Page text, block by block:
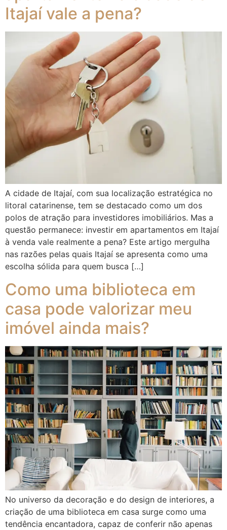
Itajaí vale a pena?
A cidade de Itajaí, com sua localização estratégica no
litoral catarinense, tem se destacado como um dos
polos de atração para investidores imobiliários. Mas a
questão permanece: investir em apartamentos em Itajaí
à venda vale realmente a pena? Este artigo mergulha
nas razões pelas quais Itajaí se apresenta como uma
escolha sólida para quem busca […]
Como uma biblioteca em
casa pode valorizar meu
imóvel ainda mais?
No universo da decoração e do design de interiores, a
criação de uma biblioteca em casa surge como uma
tendência encantadora, capaz de conferir não apenas